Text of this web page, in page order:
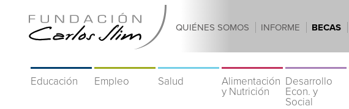
QUIÉNES SOMOS INFORME BECAS
Educación Empleo Salud
Alimentación
y Nutrición
Desarrollo
Econ. y
Social